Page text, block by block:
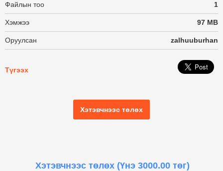
Файлын тоо 1
Хэмжээ 97 MB
Оруулсан zalhuuburhan
Түгээх
Хэтэвчнээс төлөх
Хэтэвчнээс төлөх (Үнэ 3000.00 төг)